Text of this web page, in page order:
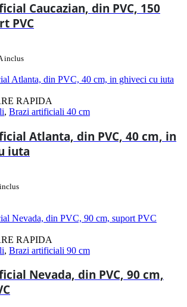
Caucazian, din PVC, 150
PVC
inclus
RAPIDA
, Brazi artificiali 40 cm
Atlanta, din PVC, 40 cm, in
iuta
RAPIDA
, Brazi artificiali 90 cm
Nevada, din PVC, 90 cm,